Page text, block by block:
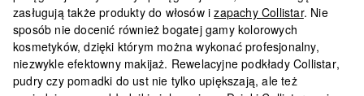
zasługują także produkty do włosów izapachy Collistar. Nie
sposób nie docenić również bogatej gamy kolorowych
kosmetyków, dzięki którym można wykonać profesjonalny,
niezwykle efektowny makijaż. Rewelacyjnepodkłady Collistar,
pudry czy pomadki do ust nie tylko upiększają, ale też